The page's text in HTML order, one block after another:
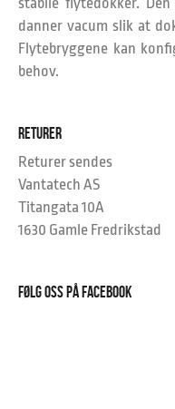
danner vacum slik at
Flytebryggene kan
behov.
RETURER
Returer sendes
Vantatech AS
Titangata 10A
1630 Gamle Fredrikstad
FØLG OSS PÅ FACEBOOK